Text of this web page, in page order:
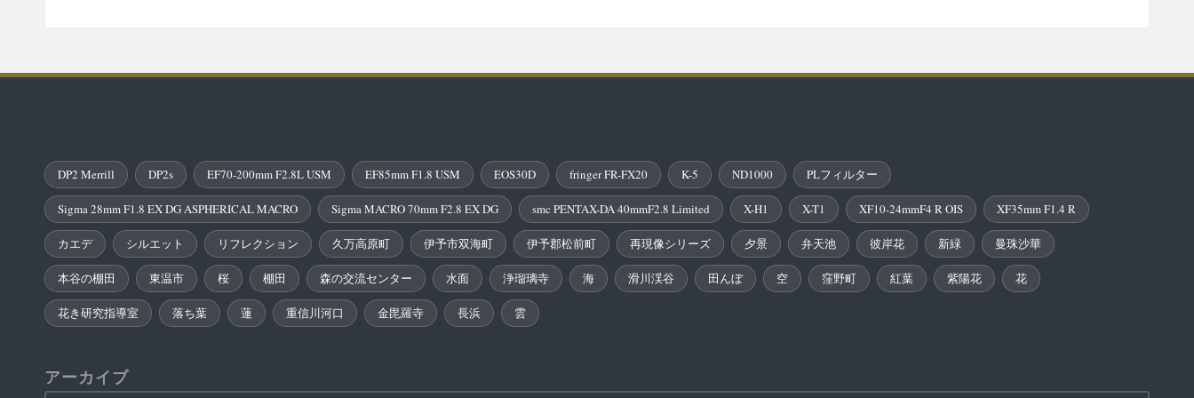
DP2 Merrill DP2s EF70-200mm F2.8L USM EF85mm F1.8 USM EOS30D fringer FR-FX20 K-5 ND1000 PLフィルター
Sigma 28mm F1.8 EX DG ASPHERICAL MACRO Sigma MACRO 70mm F2.8 EX DG smc PENTAX-DA 40mmF2.8 Limited X-H1 X-T1 XF10-24mmF4 R OIS XF35mm F1.4 R
カエデ シルエット リフレクション 久万高原町 伊予市双海町 伊予郡松前町 再現像シリーズ 夕景 弁天池 彼岸花 新緑 曼珠沙華
本谷の棚田 東温市 桜 棚田 森の交流センター 水面 浄瑠璃寺 海 滑川渓谷 田んぼ 空 窪野町 紅葉 紫陽花 花
花き研究指導室 落ち葉 蓮 重信川河口 金毘羅寺 長浜 雲
アーカイブ